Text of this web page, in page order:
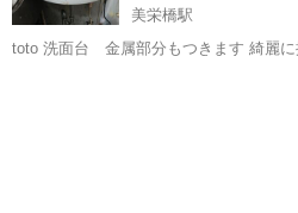
美栄橋駅
toto 洗面台 金